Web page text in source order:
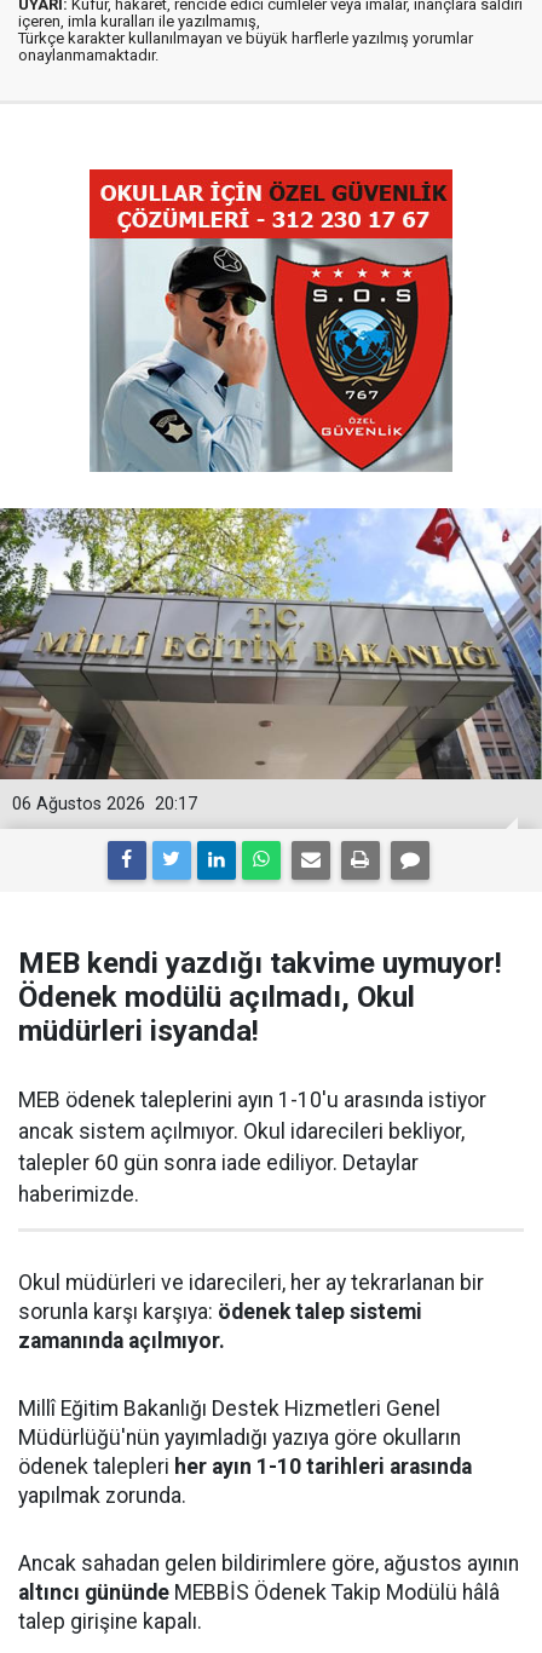
UYARI: Küfür, hakaret, rencide edici cümleler veya imalar, inançlara saldırı
içeren, imla kuralları ile yazılmamış,
Türkçe karakter kullanılmayan ve büyük harflerle yazılmış yorumlar
onaylanmamaktadır.
20:17
06 Ağustos 2026
MEB kendi yazdığı takvime uymuyor!
Ödenek modülü açılmadı, Okul
müdürleri isyanda!
MEB ödenek taleplerini ayın 1-10'u arasında istiyor
ancak sistem açılmıyor. Okul idarecileri bekliyor,
talepler 60 gün sonra iade ediliyor. Detaylar
haberimizde.
Okul müdürleri ve idarecileri, her ay tekrarlanan bir
sorunla karşı karşıya: ödenek talep sistemi
zamanında açılmıyor.
Millî Eğitim Bakanlığı Destek Hizmetleri Genel
Müdürlüğü'nün yayımladığı yazıya göre okulların
ödenek talepleri her ayın 1-10 tarihleri arasında
yapılmak zorunda.
Ancak sahadan gelen bildirimlere göre, ağustos ayının
altıncı gününde MEBBİS Ödenek Takip Modülü hâlâ
talep girişine kapalı.